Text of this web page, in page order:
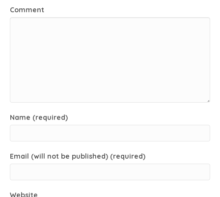
Comment
Name (required)
Email (will not be published) (required)
Website